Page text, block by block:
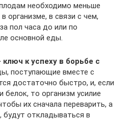
необходимо меньше
организме, в связи с чем,
пол часа до или по
основной еды.
к успеху в борьбе с
поступающие вместе с
достаточно быстро, и, если
белок, то организм усилие
их сначала переварить, а
будут откладываться в